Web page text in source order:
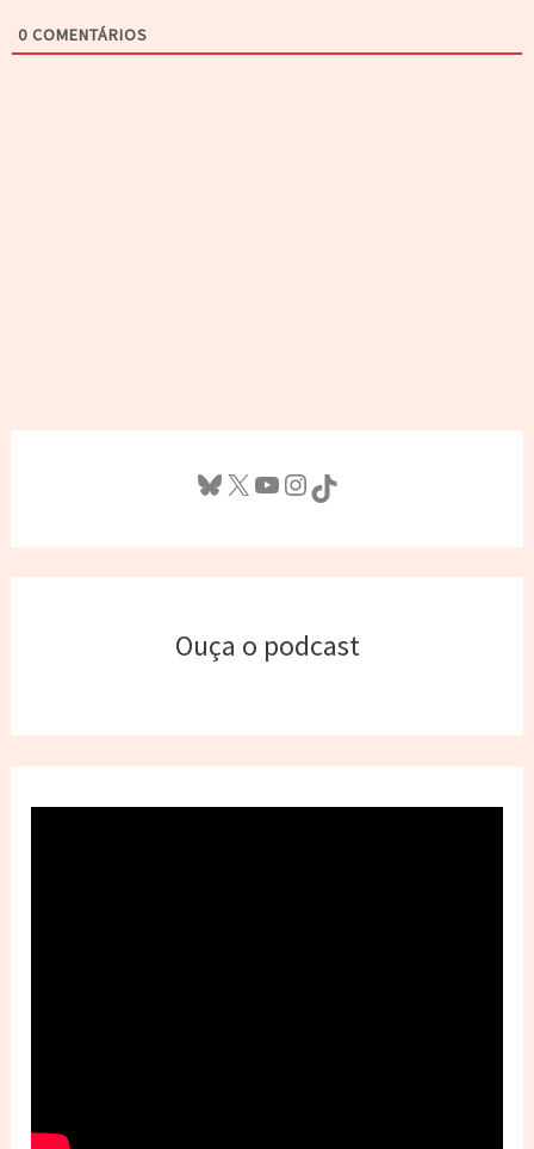
0 COMENTÁRIOS
Bluesky X Youtube InstagramTikTok
Ouça o podcast